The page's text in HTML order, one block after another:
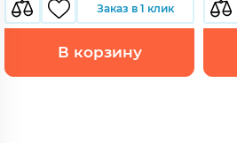
Заказ в 1 клик
В корзину